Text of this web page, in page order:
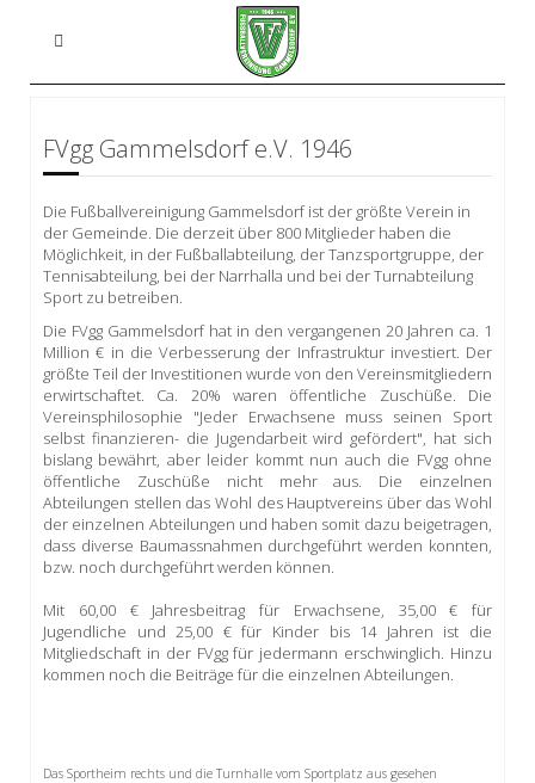
FVgg Gammelsdorf e.V. 1946
Die Fußballvereinigung Gammelsdorf ist der größte Verein in
der Gemeinde. Die derzeit über 800 Mitglieder haben die
Möglichkeit, in der Fußballabteilung, der Tanzsportgruppe, der
Tennisabteilung, bei der Narrhalla und bei der Turnabteilung
Sport zu betreiben.
Die FVgg Gammelsdorf hat in den vergangenen 20 Jahren ca. 1
Million € in die Verbesserung der Infrastruktur investiert. Der
größte Teil der Investitionen wurde von den Vereinsmitgliedern
erwirtschaftet. Ca. 20% waren öffentliche Zuschüße. Die
Vereinsphilosophie "Jeder Erwachsene muss seinen Sport
selbst finanzieren- die Jugendarbeit wird gefördert", hat sich
bislang bewährt, aber leider kommt nun auch die FVgg ohne
öffentliche Zuschüße nicht mehr aus. Die einzelnen
Abteilungen stellen das Wohl des Hauptvereins über das Wohl
der einzelnen Abteilungen und haben somit dazu beigetragen,
dass diverse Baumassnahmen durchgeführt werden konnten,
bzw. noch durchgeführt werden können.
Mit 60,00 € Jahresbeitrag für Erwachsene, 35,00 € für
Jugendliche und 25,00 € für Kinder bis 14 Jahren ist die
Mitgliedschaft in der FVgg für jedermann erschwinglich. Hinzu
kommen noch die Beiträge für die einzelnen Abteilungen.
Das Sportheim rechts und die Turnhalle vom Sportplatz aus gesehen